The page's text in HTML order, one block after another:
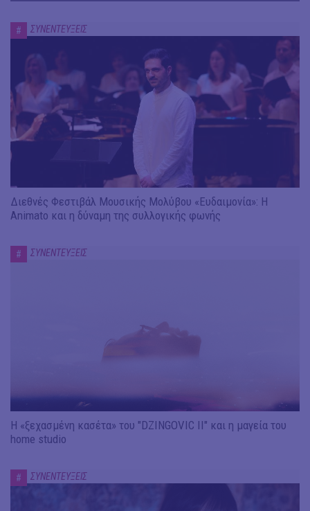
# ΣΥΝΕΝΤΕΥΞΕΙΣ
Διεθνές Φεστιβάλ Μουσικής Μολύβου «Ευδαιμονία»: Η
Animato και η δύναμη της συλλογικής φωνής
# ΣΥΝΕΝΤΕΥΞΕΙΣ
Η «ξεχασμένη κασέτα» του "DZINGOVIC II" και η μαγεία του
home studio
# ΣΥΝΕΝΤΕΥΞΕΙΣ